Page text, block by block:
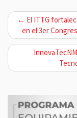
N
a
v
g
c
← El ITTG
en el 3er